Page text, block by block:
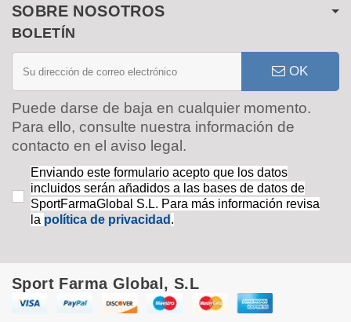
SOBRE NOSOTROS
BOLETÍN
OK
Puede darse de baja en cualquier momento.
Para ello, consulte nuestra información de
contacto en el aviso legal.
Enviando este formulario acepto que los datos
incluidos serán añadidos a las bases de datos de
SportFarmaGlobal S.L. Para más información revisa
la política de privacidad .
Sport Farma Global, S.L